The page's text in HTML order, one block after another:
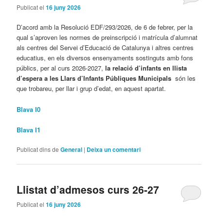
Publicat el16 juny 2026
D’acord amb la Resolució EDF/293/2026, de 6 de febrer, per la
qual s’aproven les normes de preinscripció i matrícula d’alumnat
als centres del Servei d’Educació de Catalunya i altres centres
educatius, en els diversos ensenyaments sostinguts amb fons
públics, per al curs 2026-2027,la relació d’infants en llista
d’espera a les Llars d’Infants Públiques Municipalssón les
que trobareu, per llar i grup d’edat, en aquest apartat.
Blava I0
Blava I1
Publicat dins de General | Deixa un comentari
Llistat d’admesos curs 26-27
Publicat el16 juny 2026